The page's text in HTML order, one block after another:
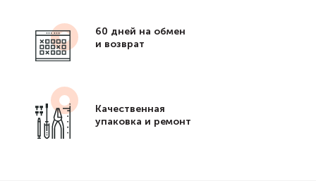
60 дней на обмен
и возврат
Качественная
упаковка и ремонт